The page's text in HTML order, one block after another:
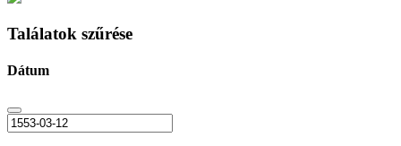
Találatok szűrése
Dátum